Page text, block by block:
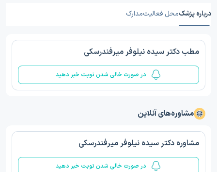
درباره پزشکمحل فعالیتمدارک
مطب دکتر سیده نیلوفر میرفندرسکی
در صورت خالی شدن نوبت خبر دهید
مشاوره‌های آنلاین
مشاوره دکتر سیده نیلوفر میرفندرسکی
در صورت خالی شدن نوبت خبر دهید